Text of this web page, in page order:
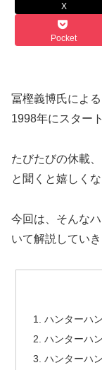
X
Pocket
冨樫義博氏による
1998年にスター
たびたびの休載
と聞くと嬉しく
今回は、そんな
いて解説していき
ハンターハ
ハンターハ
ハンターハ